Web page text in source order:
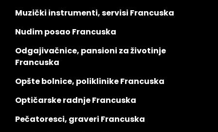
Muzički instrumenti, servisi Francuska
Nudim posao Francuska
Odgajivačnice, pansioni za životinje
Francuska
Opšte bolnice, poliklinike Francuska
Optičarske radnje Francuska
Pečatoresci, graveri Francuska